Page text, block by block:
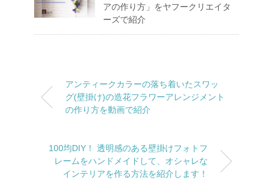
アの作り方」をヤフークリエイタ
ーズで紹介
アンティークカラーの落ち着いたスワッ
グ(壁掛け)の造花フラワーアレンジメント
の作り方を動画で紹介
100均DIY！ 透明感のある壁掛けフォトフ
レームをハンドメイドして、オシャレな
インテリアを作る方法を紹介します！